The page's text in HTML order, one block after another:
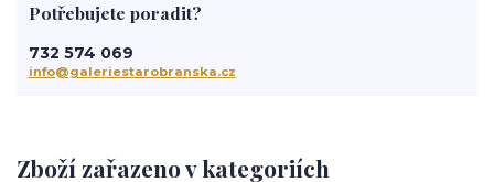
Zboží zařazeno v kategoriích
Potřebujete poradit?
732 574 069
info@galeriestarobranska.cz